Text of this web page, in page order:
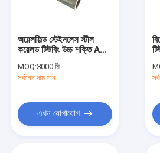
অয়েলফিল্ড স্টেইনলেস স্টীল
কয়েলড টিউবিং উচ্চ শক্তি API
MOQ:3000 মি
সর্বশেষ দাম পান
এখন যোগাযোগ